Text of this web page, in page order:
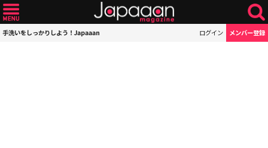
手洗いをしっかりしよう！Japaaan ログイン メンバー登録